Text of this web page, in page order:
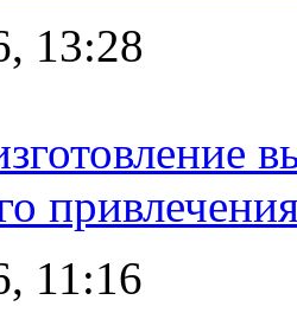
13:28
11:16